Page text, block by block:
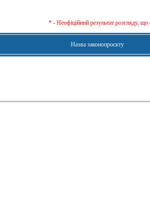
* - Неофіційний результат розгляду,
Назва законопроєкту